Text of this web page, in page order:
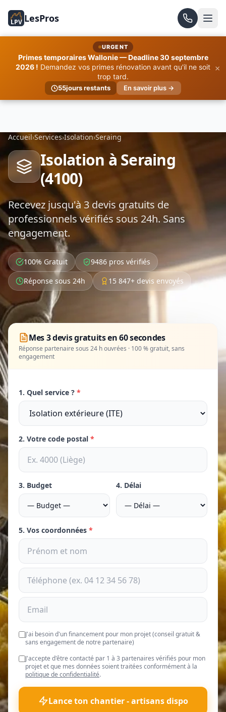
LPV LesPros
URGENT
Primes temporaires Wallonie — Deadline 30 septembre
2026 ! Demandez vos primes rénovation avant qu'il ne soit
trop tard.
55jours restants En savoir plus →
×
Accueil›Services›Isolation›Seraing
Isolation à Seraing
(4100)
Recevez jusqu'à 3 devis gratuits de
professionnels vérifiés sous 24h. Sans
engagement.
100% Gratuit
9486 pros vérifiés
Réponse sous 24h
15 847+ devis envoyés
Mes 3 devis gratuits en 60 secondes
Réponse partenaire sous 24 h ouvrées · 100 % gratuit, sans
engagement
1. Quel service ? *
2. Votre code postal *
3. Budget 4. Délai
5. Vos coordonnées *
J'ai besoin d'un financement pour mon projet (conseil gratuit &
sans engagement de notre partenaire)
J'accepte d'être contacté par 1 à 3 partenaires vérifiés pour mon
projet et que mes données soient traitées conformément à la
politique de confidentialité.
Lance ton chantier - artisans dispo